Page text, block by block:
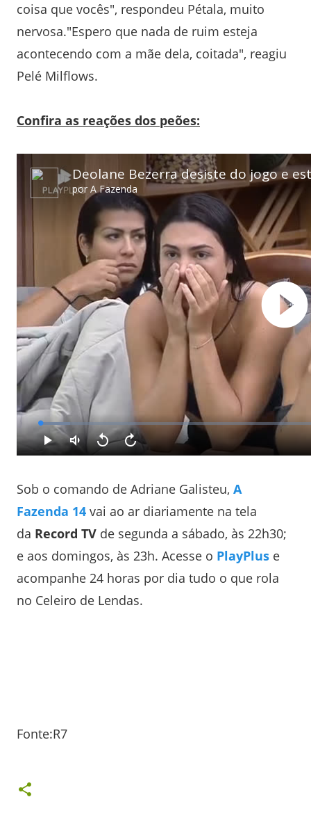
coisa que vocês", respondeu Pétala, muito
nervosa."Espero que nada de ruim esteja
acontecendo com a mãe dela, coitada", reagiu
Pelé Milflows.
Confira as reações dos peões:
Sob o comando de Adriane Galisteu, A
Fazenda 14 vai ao ar diariamente na tela
da Record TV de segunda a sábado, às 22h30;
e aos domingos, às 23h. Acesse o PlayPlus e
acompanhe 24 horas por dia tudo o que rola
no Celeiro de Lendas.
Fonte:R7